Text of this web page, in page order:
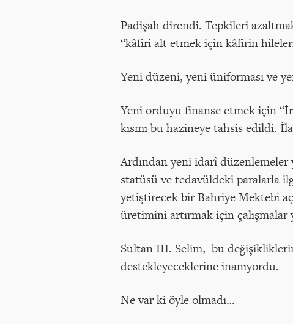
Padişah direndi. Tepkileri
“kâfiri alt etmek için kâfirin
Yeni düzeni, yeni üniforması ve
Yeni orduyu finanse etmek için
kısmı bu hazineye tahsis edildi.
Ardından yeni idarî düzenlemeler
statüsü ve tedavüldeki paralarla
yetiştirecek bir Bahriye Mektebi
üretimini artırmak için çalışmalar
Sultan III. Selim, bu
destekleyeceklerine inanıyordu.
Ne var ki öyle olmadı…